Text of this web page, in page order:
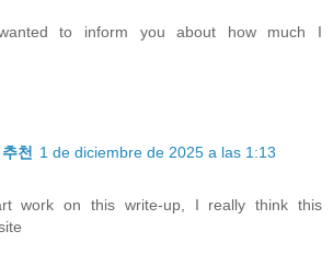
to inform you about how much I
천 1 de diciembre de 2025 a las 1:13
work on this write-up, I really think this